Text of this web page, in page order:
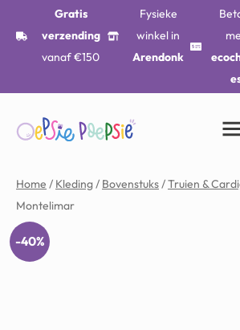
Gratis
verzending
vanaf €150
Fysieke
winkel in
Arendonk
Home / Kleding/ Bovenstuks/Truien &
Montelimar
-40%